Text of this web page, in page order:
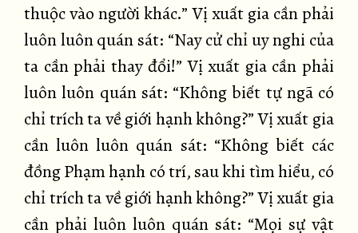
thuộc vào người khác.” Vị xuất gia cần phải
luôn luôn quán sát: “Nay cử chỉ uy nghi của
ta cần phải thay đổi!” Vị xuất gia cần phải
luôn luôn quán sát: “Không biết tự ngã có
chỉ trích ta về giới hạnh không?” Vị xuất gia
cần luôn luôn quán sát: “Không biết các
đồng Phạm hạnh có trí, sau khi tìm hiểu, có
chỉ trích ta về giới hạnh không?” Vị xuất gia
cần phải luôn luôn quán sát: “Mọi sự vật